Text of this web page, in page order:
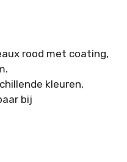
rood met coating,
kleuren,
bij